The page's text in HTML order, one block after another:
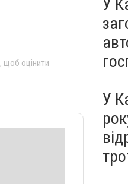
, щоб оцінити
У
У